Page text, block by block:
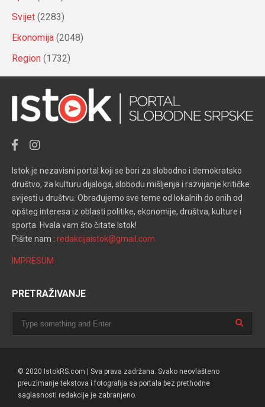
Svijet (2283)
Ekonomija (2048)
Region (1732)
Istok je nezavisni portal koji se bori za slobodno i demokratsko
društvo, za kulturu dijaloga, slobodu mišljenja i razvijanje kritičke
svijesti u društvu. Obrađujemo sve teme od lokalnih do onih od
opšteg interesa iz oblasti politike, ekonomije, društva, kulture i
sporta. Hvala vam što čitate Istok!
Pišite nam : redakcijaistok@gmail.com
IMPRESUM
PRETRAŽIVANJE
© 2020 IstokRS.com | Sva prava zadržana. Svako neovlašteno
preuzimanje tekstova i fotografija sa portala bez prethodne
saglasnosti redakcije je zabranjeno.